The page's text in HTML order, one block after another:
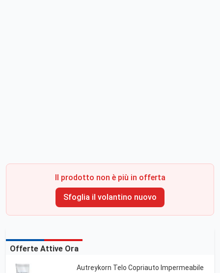
Il prodotto non è più in offerta
Sfoglia il volantino nuovo
Offerte Attive Ora
Autreykorn Telo Copriauto Impermeabile